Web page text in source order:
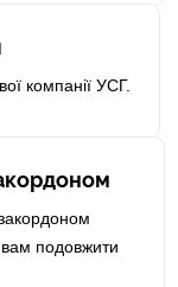
компанії УСГ.
подовжити